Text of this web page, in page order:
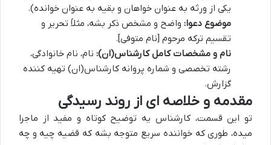
یکی از ورثه به عنوان خواهان و بقیه به عنوان خوانده).
موضوع دعوا: واضح و مشخص ذکر بشه، مثلاً تحریر و
تقسیم ترکه مرحوم [نام متوفی].
نام و مشخصات کامل کارشناس(ان): نام، نام خانوادگی،
رشته تخصصی و شماره پروانه کارشناس(ان) تهیه کننده
گزارش.
مقدمه و خلاصه ای از روند رسیدگی
تو این قسمت، کارشناس یه توضیح کوتاه و مفید از ماجرا
میده، طوری که خواننده سریع متوجه بشه که قضیه چیه و چه